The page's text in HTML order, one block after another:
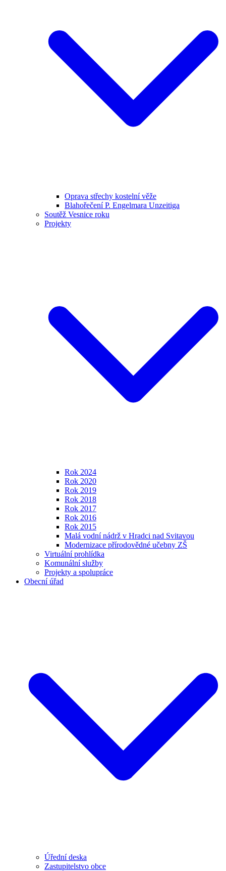
Oprava střechy kostelní věže
Blahořečení P. Engelmara Unzeitiga
Soutěž Vesnice roku
Projekty
Rok 2024
Rok 2020
Rok 2019
Rok 2018
Rok 2017
Rok 2016
Rok 2015
Malá vodní nádrž v Hradci nad Svitavou
Modernizace přírodovědné učebny ZŠ
Virtuální prohlídka
Komunální služby
Projekty a spolupráce
Obecní úřad
Úřední deska
Zastupitelstvo obce